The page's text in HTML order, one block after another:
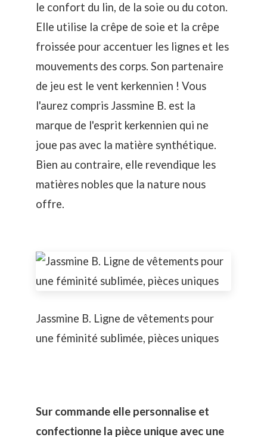
le confort du lin, de la soie ou du coton.
Elle utilise la crêpe de soie et la crêpe
froissée pour accentuer les lignes et les
mouvements des corps. Son partenaire
de jeu est le vent kerkennien ! Vous
l'aurez compris Jassmine B. est la
marque de l'esprit kerkennien qui ne
joue pas avec la matière synthétique.
Bien au contraire, elle revendique les
matières nobles que la nature nous
offre.
Jassmine B. Ligne de vêtements pour
une féminité sublimée, pièces uniques
Sur commande elle personnalise et
confectionne la pièce unique avec une